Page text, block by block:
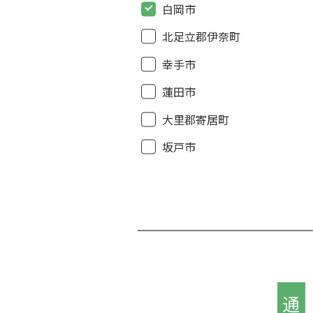
白岡市
北足立郡伊奈町
幸手市
蓮田市
大里郡寄居町
坂戸市